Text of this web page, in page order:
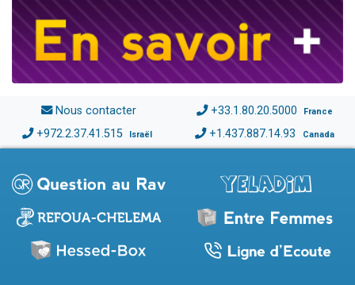
Nous contacter +33.1.80.20.5000 France
+972.2.37.41.515 Israël +1.437.887.14.93 Canada